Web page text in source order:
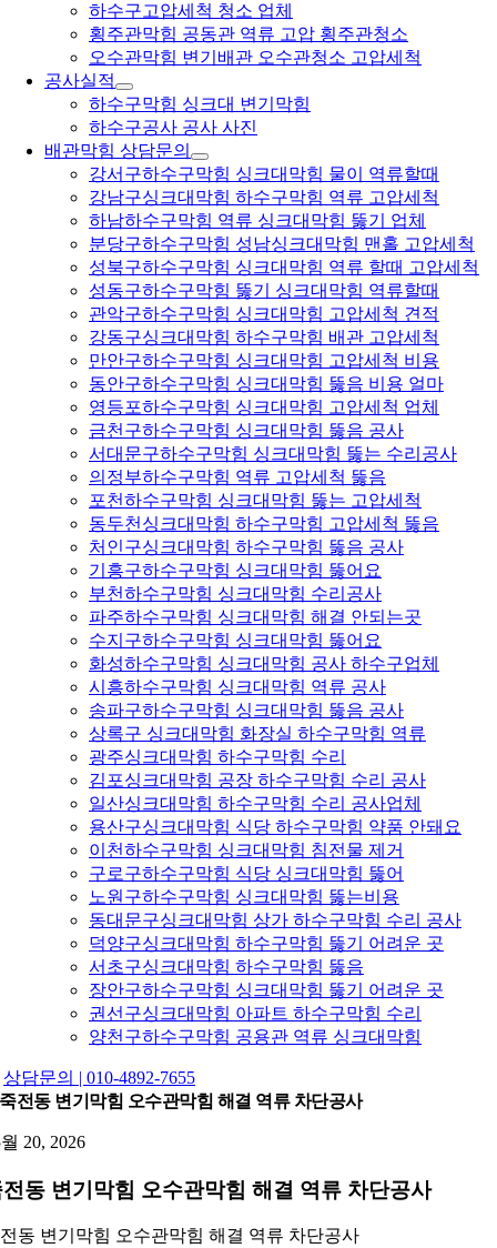
하수구고압세척 청소 업체
횡주관막힘 공동관 역류 고압 횡주관청소
오수관막힘 변기배관 오수관청소 고압세척
공사실적
하수구막힘 싱크대 변기막힘
하수구공사 공사 사진
배관막힘 상담문의
강서구하수구막힘 싱크대막힘 물이 역류할때
강남구싱크대막힘 하수구막힘 역류 고압세척
하남하수구막힘 역류 싱크대막힘 뚫기 업체
분당구하수구막힘 성남싱크대막힘 맨홀 고압세척
성북구하수구막힘 싱크대막힘 역류 할때 고압세척
성동구하수구막힘 뚫기 싱크대막힘 역류할때
관악구하수구막힘 싱크대막힘 고압세척 견적
강동구싱크대막힘 하수구막힘 배관 고압세척
만안구하수구막힘 싱크대막힘 고압세척 비용
동안구하수구막힘 싱크대막힘 뚫음 비용 얼마
영등포하수구막힘 싱크대막힘 고압세척 업체
금천구하수구막힘 싱크대막힘 뚫음 공사
서대문구하수구막힘 싱크대막힘 뚫는 수리공사
의정부하수구막힘 역류 고압세척 뚫음
포천하수구막힘 싱크대막힘 뚫는 고압세척
동두천싱크대막힘 하수구막힘 고압세척 뚫음
처인구싱크대막힘 하수구막힘 뚫음 공사
기흥구하수구막힘 싱크대막힘 뚫어요
부천하수구막힘 싱크대막힘 수리공사
파주하수구막힘 싱크대막힘 해결 안되는곳
수지구하수구막힘 싱크대막힘 뚫어요
화성하수구막힘 싱크대막힘 공사 하수구업체
시흥하수구막힘 싱크대막힘 역류 공사
송파구하수구막힘 싱크대막힘 뚫음 공사
상록구 싱크대막힘 화장실 하수구막힘 역류
광주싱크대막힘 하수구막힘 수리
김포싱크대막힘 공장 하수구막힘 수리 공사
일산싱크대막힘 하수구막힘 수리 공사업체
용산구싱크대막힘 식당 하수구막힘 약품 안돼요
이천하수구막힘 싱크대막힘 침전물 제거
구로구하수구막힘 식당 싱크대막힘 뚫어
노원구하수구막힘 싱크대막힘 뚫는비용
동대문구싱크대막힘 상가 하수구막힘 수리 공사
덕양구싱크대막힘 하수구막힘 뚫기 어려운 곳
서초구싱크대막힘 하수구막힘 뚫음
장안구하수구막힘 싱크대막힘 뚫기 어려운 곳
권선구싱크대막힘 아파트 하수구막힘 수리
양천구하수구막힘 공용관 역류 싱크대막힘
상담문의 | 010-4892-7655
죽전동 변기막힘 오수관막힘 해결 역류 차단공사
20, 2026
동 변기막힘 오수관막힘 해결 역류 차단공사
동 변기막힘 오수관막힘 해결 역류 차단공사